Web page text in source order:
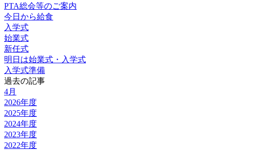
PTA総会等のご案内
今日から給食
入学式
始業式
新任式
明日は始業式・入学式
入学式準備
過去の記事
4月
2026年度
2025年度
2024年度
2023年度
2022年度